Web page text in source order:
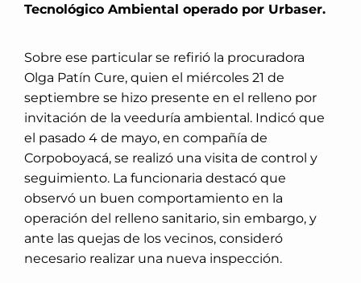
Tecnológico Ambiental operado por Urbaser.
Sobre ese particular se refirió la procuradora
Olga Patín Cure, quien el miércoles 21 de
septiembre se hizo presente en el relleno por
invitación de la veeduría ambiental. Indicó que
el pasado 4 de mayo, en compañía de
Corpoboyacá, se realizó una visita de control y
seguimiento. La funcionaria destacó que
observó un buen comportamiento en la
operación del relleno sanitario, sin embargo, y
ante las quejas de los vecinos, consideró
necesario realizar una nueva inspección.